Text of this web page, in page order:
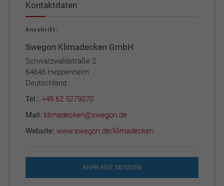
Kontaktdaten
Anschrift:
Swegon Klimadecken GmbH
Schwarzwaldstraße 2
64646 Heppenheim
Deutschland
Tel.: +49 62 5279070
Mail: klimadecken@swegon.de
Website: www.swegon.de/klimadecken
ANFRAGE SENDEN